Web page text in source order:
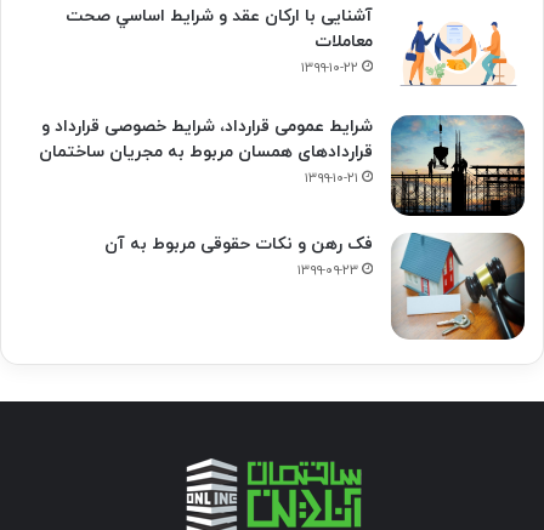
آشنایی با ارکان عقد و شرايط اساسي صحت
معاملات
۱۳۹۹-۱۰-۲۲
شرایط عمومی قرارداد، شرایط خصوصی قرارداد و
قراردادهای همسان مربوط به مجریان ساختمان
۱۳۹۹-۱۰-۲۱
فک‌ رهن و نکات حقوقی مربوط به آن
۱۳۹۹-۰۹-۲۳